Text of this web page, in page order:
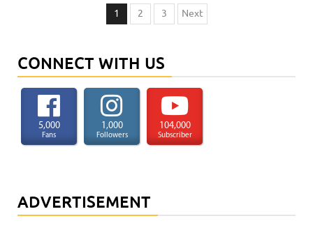
Posts
1 2 3 Next
CONNECT WITH US
5,000
Fans
1,000
Followers
104,000
Subscriber
ADVERTISEMENT